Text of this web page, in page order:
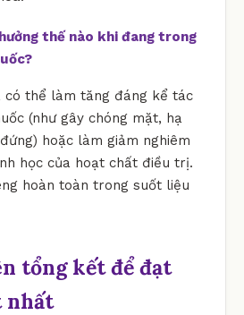
thế nào khi đang trong
có thể làm tăng đáng kể tác
(như gây chóng mặt, hạ
hoặc làm giảm nghiêm
học của hoạt chất điều trị.
hoàn toàn trong suốt liệu
tổng kết để đạt
nhất